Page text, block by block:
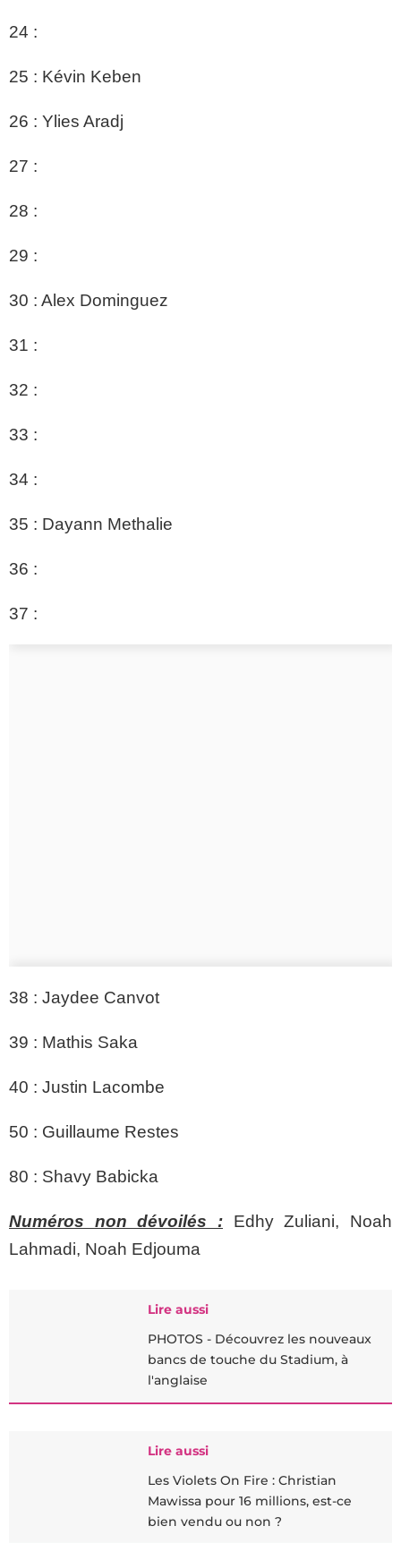
24 :
25 : Kévin Keben
26 : Ylies Aradj
27 :
28 :
29 :
30 : Alex Dominguez
31 :
32 :
33 :
34 :
35 : Dayann Methalie
36 :
37 :
38 : Jaydee Canvot
39 : Mathis Saka
40 : Justin Lacombe
50 : Guillaume Restes
80 : Shavy Babicka
Numéros non dévoilés : Edhy Zuliani, Noah
Lahmadi, Noah Edjouma
Lire aussi
PHOTOS - Découvrez les nouveaux
bancs de touche du Stadium, à
l'anglaise
Lire aussi
Les Violets On Fire : Christian
Mawissa pour 16 millions, est-ce
bien vendu ou non ?